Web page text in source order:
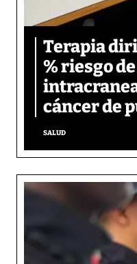
Terapia
% riesgo
cáncer de
SALUD